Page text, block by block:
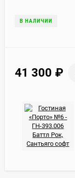
В НАЛИЧИИ
41 300 ₽